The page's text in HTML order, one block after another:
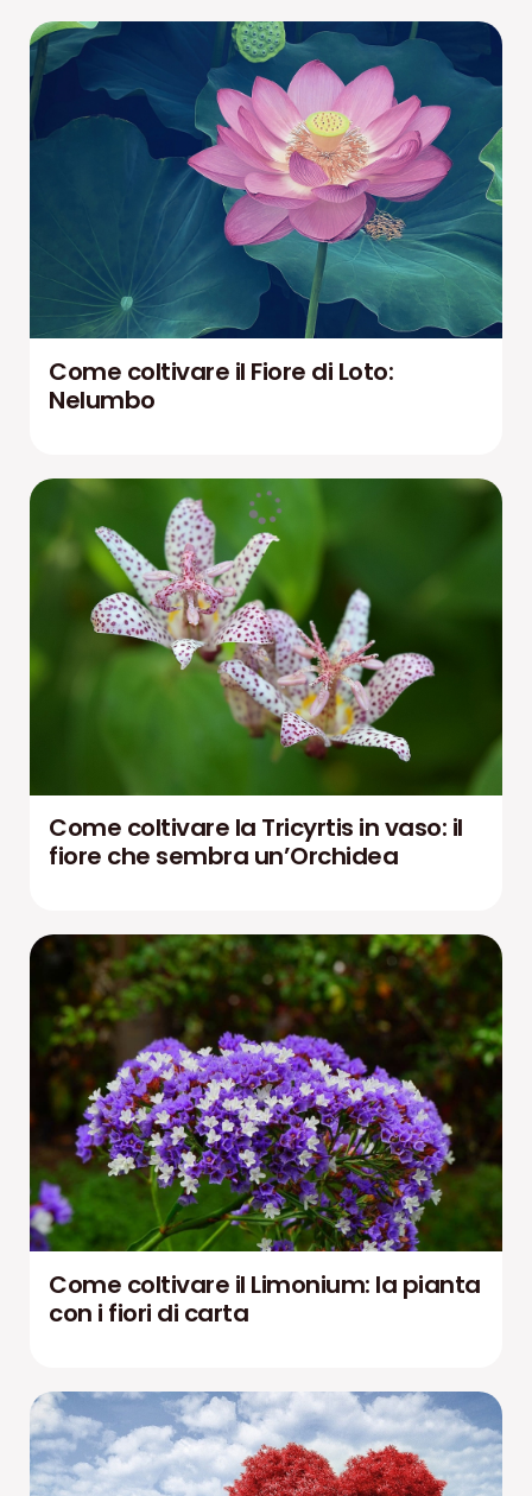
Come coltivare il Fiore di Loto:
Nelumbo
Come coltivare la Tricyrtis in vaso: il
fiore che sembra un’Orchidea
Come coltivare il Limonium: la pianta
con i fiori di carta